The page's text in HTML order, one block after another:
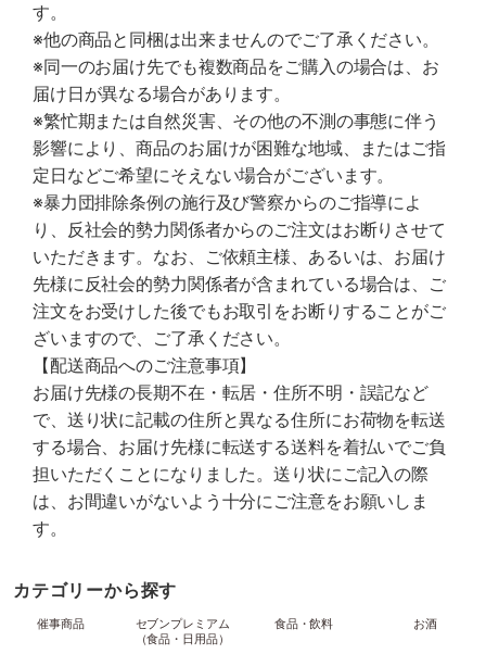
す。
※他の商品と同梱は出来ませんのでご了承ください。
※同一のお届け先でも複数商品をご購入の場合は、お
届け日が異なる場合があります。
※繁忙期または自然災害、その他の不測の事態に伴う
影響により、商品のお届けが困難な地域、またはご指
定日などご希望にそえない場合がございます。
※暴力団排除条例の施行及び警察からのご指導によ
り、反社会的勢力関係者からのご注文はお断りさせて
いただきます。なお、ご依頼主様、あるいは、お届け
先様に反社会的勢力関係者が含まれている場合は、ご
注文をお受けした後でもお取引をお断りすることがご
ざいますので、ご了承ください。
【配送商品へのご注意事項】
お届け先様の長期不在・転居・住所不明・誤記など
で、送り状に記載の住所と異なる住所にお荷物を転送
する場合、お届け先様に転送する送料を着払いでご負
担いただくことになりました。送り状にご記入の際
は、お間違いがないよう十分にご注意をお願いしま
す。
カテゴリーから探す
催事商品
セブンプレミアム
（食品・日用品）
食品・飲料 お酒